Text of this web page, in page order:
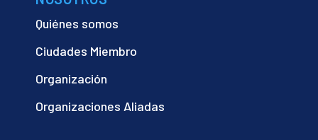
Quiénes somos
Ciudades Miembro
Organización
Organizaciones Aliadas